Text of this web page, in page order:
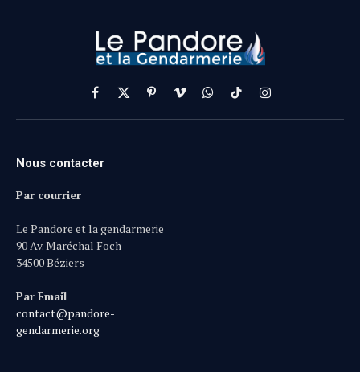
Facebook
X
(Twitter)
PinterestVimeoWhatsApp
TikTokInstagram
Nous contacter
Par courrier
Le Pandore et la gendarmerie
90 Av. Maréchal Foch
34500 Béziers
Par Email
contact@pandore-
gendarmerie.org